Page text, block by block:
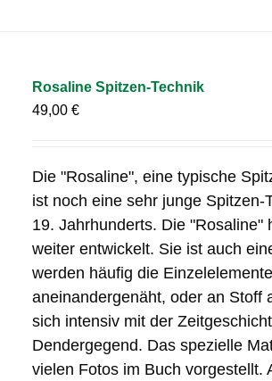
Rosaline Spitzen-Technik
49,00€
Die "Rosaline", eine typische
ist noch eine sehr junge
19. Jahrhunderts. Die
weiter entwickelt. Sie ist auch
werden häufig die
aneinandergenäht, oder an Stoff
sich intensiv mit der
Dendergegend. Das spezielle
vielen Fotos im Buch vorgestellt.